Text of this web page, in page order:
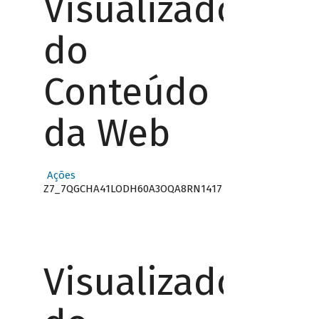
Visualizador
do
Conteúdo
da Web
Ações
Z7_7QGCHA41LODH60A3OQA8RN1417
Visualizador